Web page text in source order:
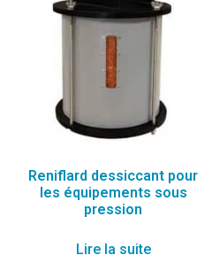
Reniflard dessiccant pour
les équipements sous
pression
Lire la suite